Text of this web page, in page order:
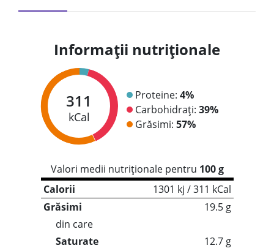
Informații nutriționale
311
kCal
Proteine: 4%
Carbohidrați: 39%
Grăsimi: 57%
Valori medii nutriționale pentru 100 g
Calorii
1301 kj / 311 kCal
Grăsimi
19.5 g
din care
Saturate
12.7 g